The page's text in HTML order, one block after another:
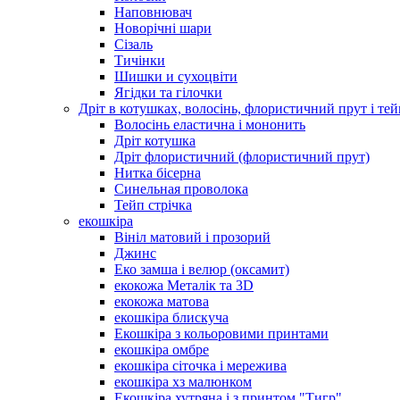
Наповнювач
Новорічні шари
Сізаль
Тичінки
Шишки и сухоцвіти
Ягідки та гілочки
Дріт в котушках, волосінь, флористичний прут і
Волосінь еластична і мононить
Дріт котушка
Дріт флористичний (флористичний прут)
Нитка бісерна
Синельная проволока
Тейп стрічка
екошкіра
Вініл матовий і прозорий
Джинс
Еко замша і велюр (оксамит)
екокожа Металік та 3D
екокожа матова
екошкіра блискуча
Екошкіра з кольоровими принтами
екошкіра омбре
екошкіра сіточка і мережива
екошкіра хз малюнком